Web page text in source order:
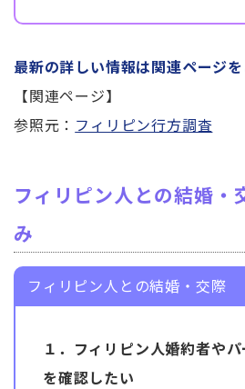
最新の詳しい情報は関連ページを
【関連ページ】
参照元： フィリピン行方調査
フィリピン人との結婚・
み
フィリピン人との結婚・交際
１．フィリピン人婚約者や
を確認したい